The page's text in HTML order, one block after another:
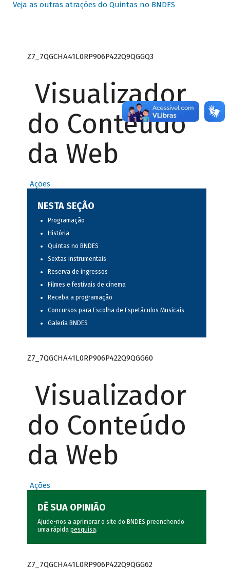
Veja as outras atrações do Quintas no BNDES
Z7_7QGCHA41L0RP906P422Q9QGGQ3
Visualizador
do Conteúdo
da Web
Ações
NESTA SEÇÃO
Programação
História
Quintas no BNDES
Sextas instrumentais
Reserva de ingressos
Filmes e festivais de cinema
Receba a programação
Concursos para Escolha de Espetáculos Musicais
Galeria BNDES
Z7_7QGCHA41L0RP906P422Q9QGG60
Visualizador
do Conteúdo
da Web
Ações
DÊ SUA OPINIÃO
Ajude-nos a aprimorar o site do BNDES preenchendo
uma rápida pesquisa.
Z7_7QGCHA41L0RP906P422Q9QGG62